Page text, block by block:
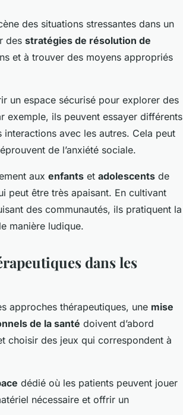
des situations stressantes dans un
des stratégies de résolution de
et à trouver des moyens appropriés
un espace sécurisé pour explorer des
exemple, ils peuvent essayer différents
avec les autres. Cela peut
de l’anxiété sociale.
aux enfants et adolescents de
peut être très apaisant. En cultivant
des communautés, ils pratiquent la
manière ludique.
dans les
approches thérapeutiques, une mise
de la santé doivent d’abord
choisir des jeux qui correspondent à
dédié où les patients peuvent jouer
nécessaire et offrir un